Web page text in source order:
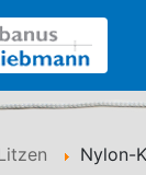
Nylon-